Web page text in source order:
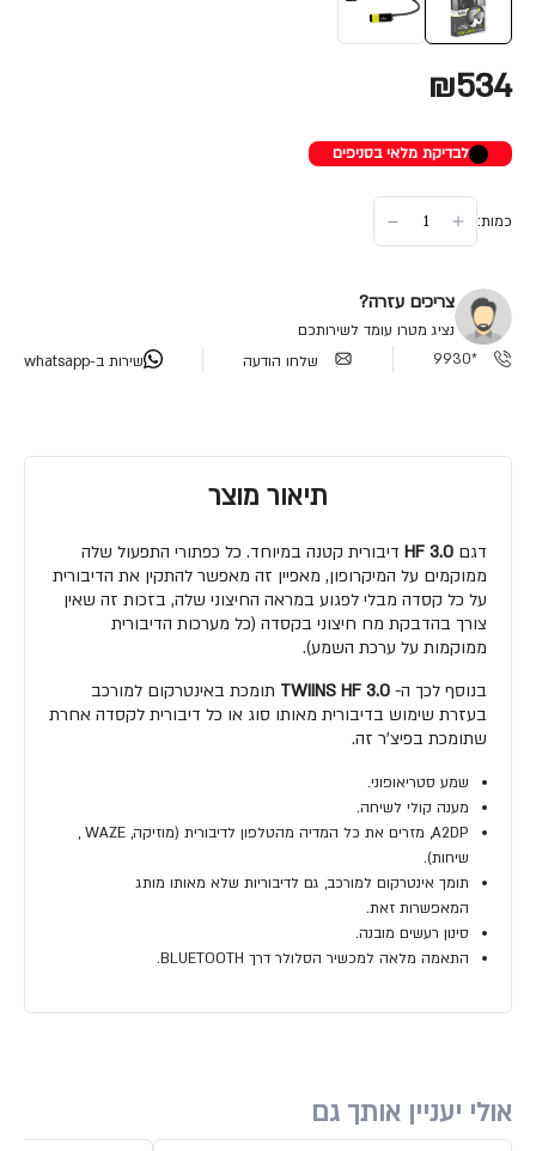
₪534
לבדיקת מלאי בסניפים
כמות:
צריכים עזרה?
נציג מטרו עומד לשירותכם
*9930
שלחו הודעה שירות ב-whatsapp
תיאור מוצר
דגם HF 3.0 דיבורית קטנה במיוחד. כל כפתורי התפעול שלה
ממוקמים על המיקרופון, מאפיין זה מאפשר להתקין את הדיבורית
על כל קסדה מבלי לפגוע במראה החיצוני שלה, בזכות זה שאין
צורך בהדבקת מח חיצוני בקסדה (כל מערכות הדיבורית
ממוקמות על ערכת השמע).
בנוסף לכך ה- TWIINS HF 3.0 תומכת באינטרקום למורכב
בעזרת שימוש בדיבורית מאותו סוג או כל דיבורית לקסדה אחרת
שתומכת בפיצ’ר זה.
שמע סטריאופוני.
מענה קולי לשיחה.
A2DP, מזרים את כל המדיה מהטלפון לדיבורית (מוזיקה, WAZE ,
שיחות).
תומך אינטרקום למורכב, גם לדיבוריות שלא מאותו מותג
המאפשרות זאת.
סינון רעשים מובנה.
התאמה מלאה למכשיר הסלולר דרך BLUETOOTH.
אולי יעניין אותך גם